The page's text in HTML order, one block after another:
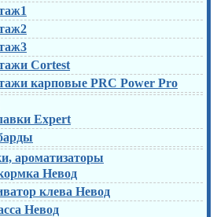
Cortest
карповые PRC Power Pro
Expert
ароматизаторы
Невод
клева Невод
Невод